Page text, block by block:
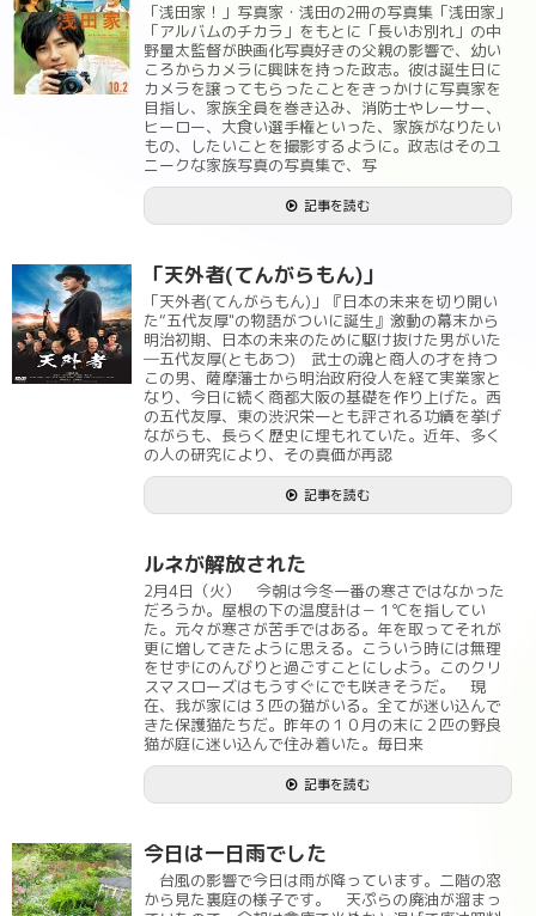
「浅田家！」写真家・浅田の2冊の写真集「浅田家」
「アルバムのチカラ」をもとに「長いお別れ」の中
野量太監督が映画化写真好きの父親の影響で、幼い
ころからカメラに興味を持った政志。彼は誕生日に
カメラを譲ってもらったことをきっかけに写真家を
目指し、家族全員を巻き込み、消防士やレーサー、
ヒーロー、大食い選手権といった、家族がなりたい
もの、したいことを撮影するように。政志はそのユ
ニークな家族写真の写真集で、写
記事を読む
「天外者(てんがらもん)」
「天外者(てんがらもん)」『日本の未来を切り開い
た“五代友厚"の物語がついに誕生』激動の幕末から
明治初期、日本の未来のために駆け抜けた男がいた
―五代友厚(ともあつ) 武士の魂と商人の才を持つ
この男、薩摩藩士から明治政府役人を経て実業家と
なり、今日に続く商都大阪の基礎を作り上げた。西
の五代友厚、東の渋沢栄一とも評される功績を挙げ
ながらも、長らく歴史に埋もれていた。近年、多く
の人の研究により、その真価が再認
記事を読む
ルネが解放された
2月4日（火） 今朝は今冬一番の寒さではなかった
だろうか。屋根の下の温度計は－１℃を指してい
た。元々が寒さが苦手ではある。年を取ってそれが
更に増してきたように思える。こういう時には無理
をせずにのんびりと過ごすことにしよう。このクリ
スマスローズはもうすぐにでも咲きそうだ。 現
在、我が家には３匹の猫がいる。全てが迷い込んで
きた保護猫たちだ。昨年の１０月の末に２匹の野良
猫が庭に迷い込んで住み着いた。毎日来
記事を読む
今日は一日雨でした
台風の影響で今日は雨が降っています。二階の窓
から見た裏庭の様子です。 天ぷらの廃油が溜まっ